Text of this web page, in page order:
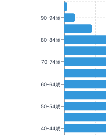
90-94歳
80-84歳
70-74歳
60-64歳
50-54歳
40-44歳